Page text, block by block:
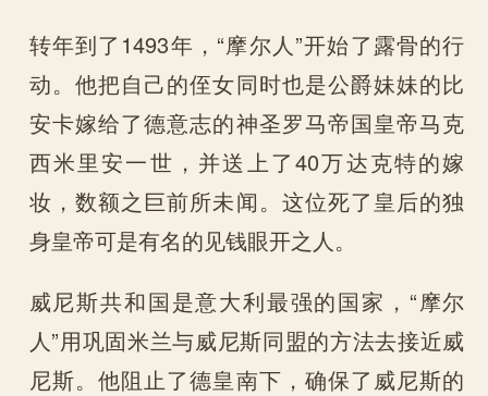
转年到了1493年，“摩尔人”开始了露骨的行
动。他把自己的侄女同时也是公爵妹妹的比
安卡嫁给了德意志的神圣罗马帝国皇帝马克
西米里安一世，并送上了40万达克特的嫁
妆，数额之巨前所未闻。这位死了皇后的独
身皇帝可是有名的见钱眼开之人。
威尼斯共和国是意大利最强的国家，“摩尔
人”用巩固米兰与威尼斯同盟的方法去接近威
尼斯。他阻止了德皇南下，确保了威尼斯的